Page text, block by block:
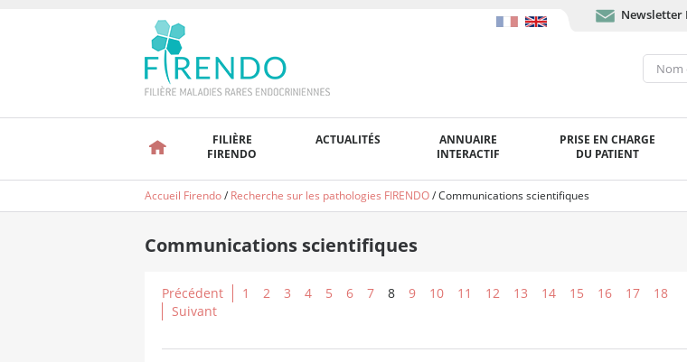
Newsletter
FILIÈRE
FIRENDO
ACTUALITÉS
ANNUAIRE
INTERACTIF
PRISE EN CHARGE
DU PATIENT
Accueil Firendo/Recherche sur les pathologies FIRENDO/Communications scientifiques
Communications scientifiques
Précédent 1 2 3 4 5 6 7 8 9 10 11 12 13 14 15 16 17
18
Suivant